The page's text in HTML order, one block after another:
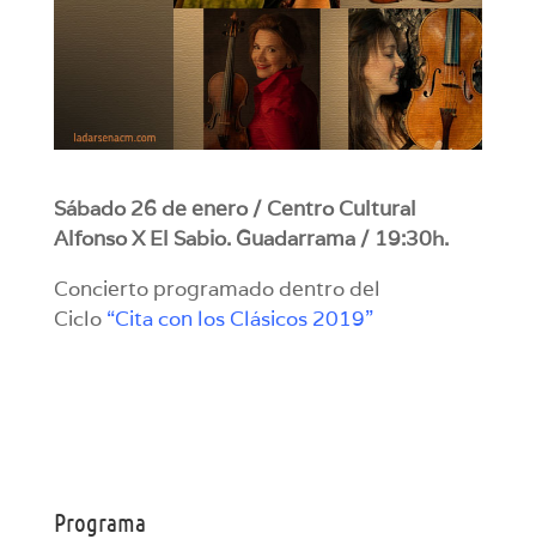
Sábado 26 de enero / Centro Cultural
Alfonso X El Sabio. Guadarrama / 19:30h.
Concierto programado dentro del
Ciclo “Cita con los Clásicos 2019”
Programa